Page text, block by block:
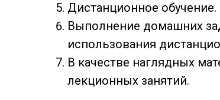
Дистанционное обучение.
Выполнение домашних
использования
В качестве наглядных
лекционных занятий.